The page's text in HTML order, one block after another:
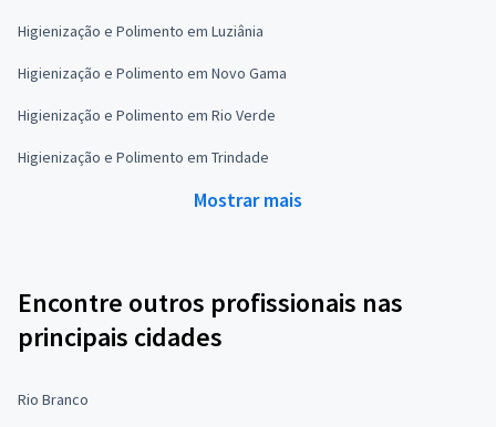
Higienização e Polimento em Luziânia
Higienização e Polimento em Novo Gama
Higienização e Polimento em Rio Verde
Higienização e Polimento em Trindade
Mostrar mais
Encontre outros profissionais nas
principais cidades
Rio Branco